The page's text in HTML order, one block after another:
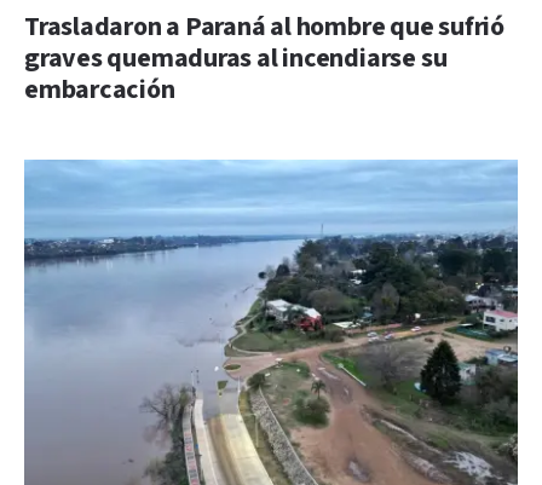
Trasladaron a Paraná al hombre que sufrió
graves quemaduras al incendiarse su
embarcación